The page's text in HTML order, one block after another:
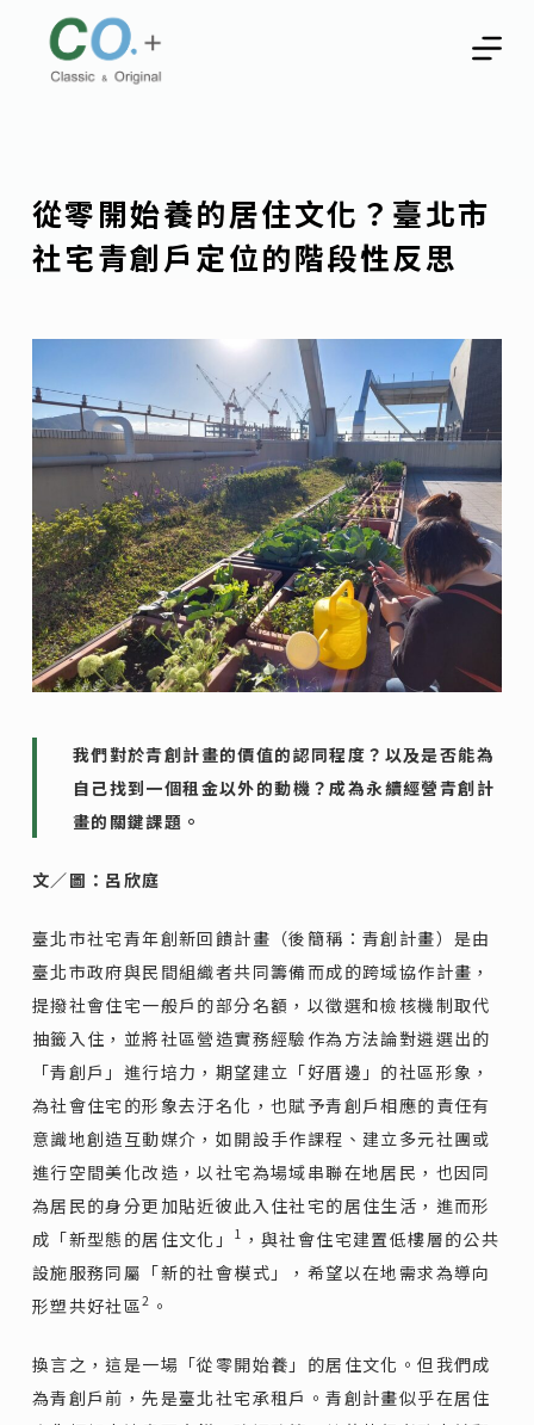
容
從零開始養的居住文化？臺北市
社宅青創戶定位的階段性反思
我們對於青創計畫的價值的認同程度？以及是否能為
自己找到一個租金以外的動機？成為永續經營青創計
畫的關鍵課題。
文／圖：呂欣庭
臺北市社宅青年創新回饋計畫（後簡稱：青創計畫）是由
臺北市政府與民間組織者共同籌備而成的跨域協作計畫，
提撥社會住宅一般戶的部分名額，以徵選和檢核機制取代
抽籤入住，並將社區營造實務經驗作為方法論對遴選出的
「青創戶」進行培力，期望建立「好厝邊」的社區形象，
為社會住宅的形象去汙名化，也賦予青創戶相應的責任有
意識地創造互動媒介，如開設手作課程、建立多元社團或
進行空間美化改造，以社宅為場域串聯在地居民，也因同
為居民的身分更加貼近彼此入住社宅的居住生活，進而形
成「新型態的居住文化」
1 ，與社會住宅建置低樓層的公共
設施服務同屬「新的社會模式」，希望以在地需求為導向
形塑共好社區2 。
換言之，這是一場「從零開始養」的居住文化。但我們成
為青創戶前，先是臺北社宅承租戶。青創計畫似乎在居住